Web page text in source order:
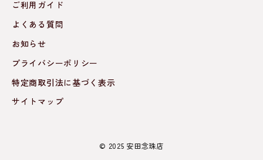
ご利用ガイド
よくある質問
お知らせ
プライバシーポリシー
特定商取引法に基づく表示
サイトマップ
© 2025 安田念珠店